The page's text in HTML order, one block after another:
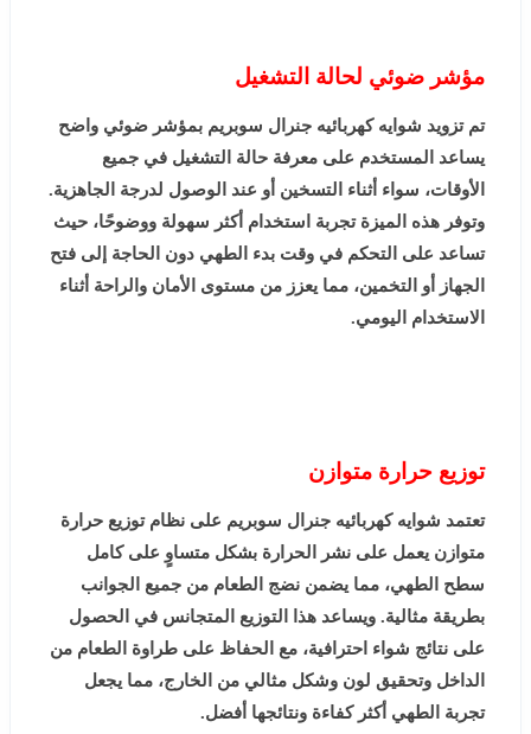
مؤشر ضوئي لحالة التشغيل
تم تزويد شوايه كهربائيه جنرال سوبريم بمؤشر ضوئي واضح
يساعد المستخدم على معرفة حالة التشغيل في جميع
الأوقات، سواء أثناء التسخين أو عند الوصول لدرجة الجاهزية.
وتوفر هذه الميزة تجربة استخدام أكثر سهولة ووضوحًا، حيث
تساعد على التحكم في وقت بدء الطهي دون الحاجة إلى فتح
الجهاز أو التخمين، مما يعزز من مستوى الأمان والراحة أثناء
الاستخدام اليومي.
توزيع حرارة متوازن
تعتمد شوايه كهربائيه جنرال سوبريم على نظام توزيع حرارة
متوازن يعمل على نشر الحرارة بشكل متساوٍ على كامل
سطح الطهي، مما يضمن نضج الطعام من جميع الجوانب
بطريقة مثالية. ويساعد هذا التوزيع المتجانس في الحصول
على نتائج شواء احترافية، مع الحفاظ على طراوة الطعام من
الداخل وتحقيق لون وشكل مثالي من الخارج، مما يجعل
تجربة الطهي أكثر كفاءة ونتائجها أفضل.